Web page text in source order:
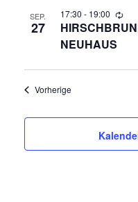
SEP.
27
17:30 - 19:00
NEUHAUS
VorherigeVeranstaltungen